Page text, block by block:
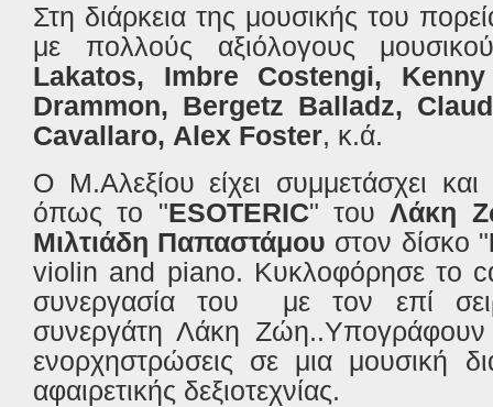
Στη διάρκεια της μουσικής του
με πολλούς αξιόλογους
Lakatos, Imbre Costengi, Kenny
Drammon, Bergetz Balladz,
Cavallaro, Alex Foster, κ.ά.
Ο Μ.Αλεξίου είχει συμμετάσχει
όπως το "ESOTERIC" του Λάκη
Μιλτιάδη Παπαστάμου στον δίσκο "
violin and piano. Kυκλοφόρησε το
συνεργασία του με τον επί
συνεργάτη Λάκη Ζώη..Υπογράφουν
ενορχηστρώσεις σε μια μουσική
αφαιρετικής δεξιοτεχνίας.